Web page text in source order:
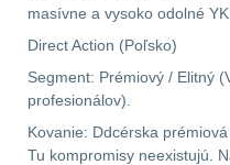
masívne a vysoko odolné
Direct Action (Poľsko)
Segment: Prémiový / Elitný
profesionálov).
Kovanie: Ddcérska
Tu kompromisy neexistujú.